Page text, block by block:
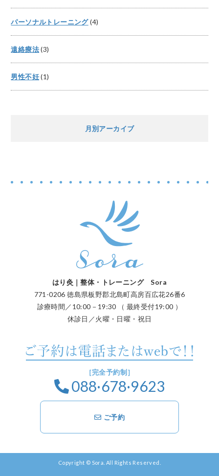
パーソナルトレーニング(4)
遠絡療法(3)
男性不妊(1)
月別アーカイブ
はり灸｜整体・トレーニング Sora
771-0206 徳島県板野郡北島町高房百広花26番6
診療時間／10:00－19:30 （ 最終受付19:00 ）
休診日／火曜・日曜・祝日
［完全予約制］
088·678·9623
ご予約
Copyright © Sora. All Rights Reserved.